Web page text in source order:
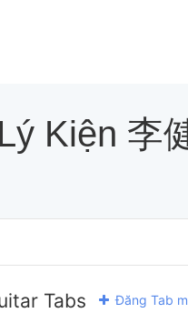
Kiện 李
Tabs Đăng Tab